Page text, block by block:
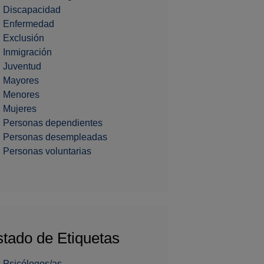
Discapacidad
Enfermedad
Exclusión
Inmigración
Juventud
Mayores
Menores
Mujeres
Personas dependientes
Personas desempleadas
Personas voluntarias
de Etiquetas